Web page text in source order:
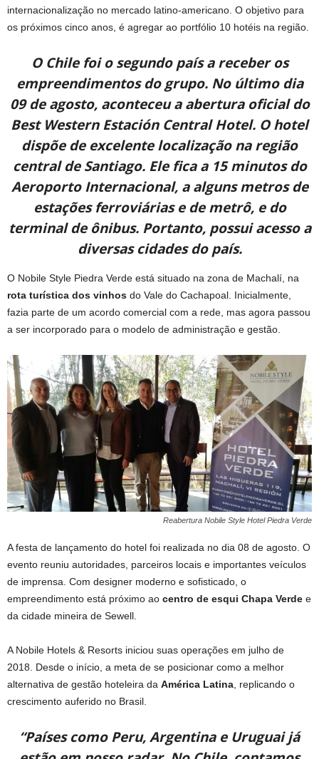
internacionalização no mercado latino-americano. O objetivo para
os próximos cinco anos, é agregar ao portfólio 10 hotéis na região.
O Chile foi o segundo país a receber os
empreendimentos do grupo. No último dia
09 de agosto, aconteceu a abertura oficial do
Best Western Estación Central Hotel. O hotel
dispõe de excelente localização na região
central de Santiago. Ele fica a 15 minutos do
Aeroporto Internacional, a alguns metros de
estações ferroviárias e de metrô, e do
terminal de ônibus. Portanto, possui acesso a
diversas cidades do país.
O Nobile Style Piedra Verde está situado na zona de Machalí, na
rota turística dos vinhos do Vale do Cachapoal. Inicialmente,
fazia parte de um acordo comercial com a rede, mas agora passou
a ser incorporado para o modelo de administração e gestão.
Reabertura Nobile Style Hotel Piedra Verde
A festa de lançamento do hotel foi realizada no dia 08 de agosto. O
evento reuniu autoridades, parceiros locais e importantes veículos
de imprensa. Com designer moderno e sofisticado, o
empreendimento está próximo ao centro de esqui Chapa Verde e
da cidade mineira de Sewell.
A Nobile Hotels & Resorts iniciou suas operações em julho de
2018. Desde o início, a meta de se posicionar como a melhor
alternativa de gestão hoteleira da América Latina , replicando o
crescimento auferido no Brasil.
“Países como Peru, Argentina e Uruguai já